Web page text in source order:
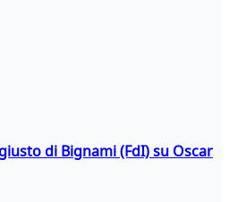
di Bignami (FdI) su Oscar